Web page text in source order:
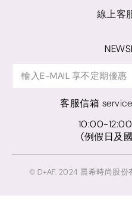
線上客
客服信箱
10:00-
(例假日及
© D+AF. 2024 晨希時尚股